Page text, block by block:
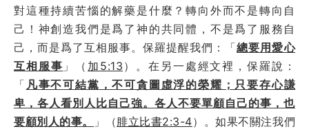
對這種持續苦惱的解藥是什麼？轉向外而不是轉向自
己！神創造我們是爲了神的共同體，不是爲了服務自
己，而是爲了互相服事。保羅提醒我們：「總要用愛心
互相服事 」（ 加5:13 ）。在另一處經文裡，保羅說：
「 凡事不可結黨，不可貪圖虛浮的榮耀；只要存心謙
卑，各人看別人比自己強。各人不要單顧自己的事，也
要顧別人的事。
」（腓立比書2:3-4）。如果不關注我們